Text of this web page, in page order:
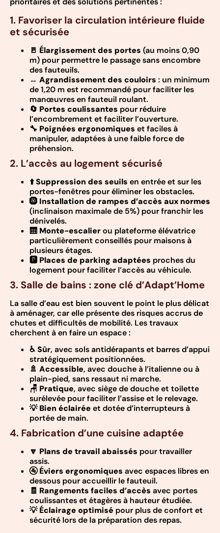
1. Favoriser la circulation intérieure fluide
et sécurisée
🚪 Élargissement des portes (au moins 0,90
m) pour permettre le passage sans encombre
des fauteuils.
↔️ Agrandissement des couloirs : un minimum
de 1,20 m est recommandé pour faciliter les
manœuvres en fauteuil roulant.
🔄 Portes coulissantes pour réduire
l’encombrement et faciliter l’ouverture.
🔧 Poignées ergonomiques et faciles à
manipuler, adaptées à une faible force de
préhension.
2. L’accès au logement sécurisé
⬆️Suppression des seuils en entrée et sur les
portes-fenêtres pour éliminer les obstacles.
🛞 Installation de rampes d’accès aux normes
(inclinaison maximale de 5%) pour franchir les
dénivelés.
🛗 Monte-escalierou plateforme élévatrice
particulièrement conseillés pour maisons à
plusieurs étages.
🅿️ Places de parking adaptées proches du
logement pour faciliter l’accès au véhicule.
3. Salle de bains : zone clé d’Adapt’Home
La salle d’eau est bien souvent le point le plus délicat
à aménager, car elle présente des risques accrus de
chutes et difficultés de mobilité. Les travaux
cherchent à en faire un espace :
♿Sûr, avec sols antidérapants et barres d’appui
stratégiquement positionnées.
🚿 Accessible, avec douche à l’italienne ou à
plain-pied, sans ressaut ni marche.
🪑 Pratique, avec siège de douche et toilette
surélevée pour faciliter l’assise et le relevage.
💡Bien éclairée et dotée d’interrupteurs à
portée de main.
4. Fabrication d’une cuisine adaptée
🔽 Plans de travail abaissés pour travailler
assis.
🚰Éviers ergonomiques avec espaces libres en
dessous pour accueillir le fauteuil.
🧾 Rangements faciles d’accès avec portes
coulissantes et étagères à hauteur étudiée.
💡Éclairage optimisé pour plus de confort et
sécurité lors de la préparation des repas.